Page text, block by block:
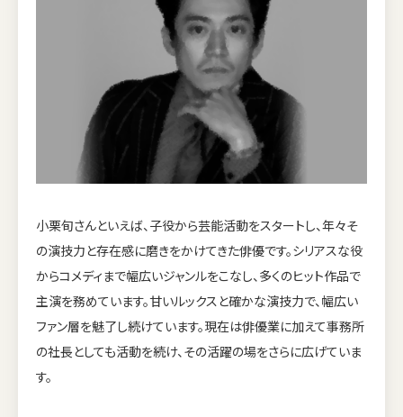
小栗旬さんといえば、子役から芸能活動をスタートし、年々そ
の演技力と存在感に磨きをかけてきた俳優です。シリアスな役
からコメディまで幅広いジャンルをこなし、多くのヒット作品で
主演を務めています。甘いルックスと確かな演技力で、幅広い
ファン層を魅了し続けています。現在は俳優業に加えて事務所
の社長としても活動を続け、その活躍の場をさらに広げていま
す。